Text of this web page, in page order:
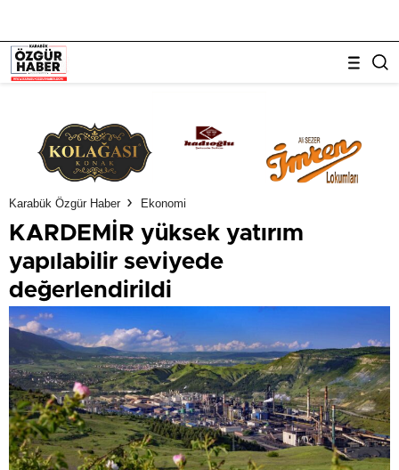
Karabük Özgür Haber Ekonomi
KARDEMİR yüksek yatırım
yapılabilir seviyede
değerlendirildi